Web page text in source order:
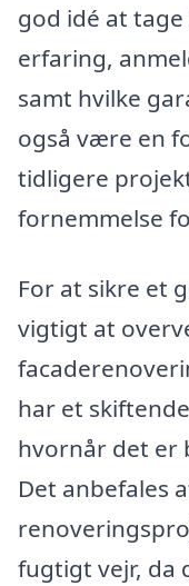
god idé at
erfaring,
samt hvilke
også være en
tidligere
fornemmelse
For at sikre et
vigtigt at
har et
hvornår det er
Det anbefales
fugtigt vejr, da